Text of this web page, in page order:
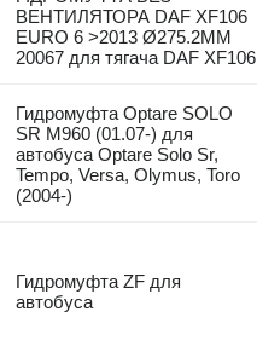
ВЕНТИЛЯТОРА DAF XF106
EURO 6 >2013 Ø275.2MM
20067 для тягача DAF XF106
Гидромуфта Optare SOLO
SR M960 (01.07-) для
автобуса Optare Solo Sr,
Tempo, Versa, Olymus, Toro
(2004-)
Гидромуфта ZF для
автобуса